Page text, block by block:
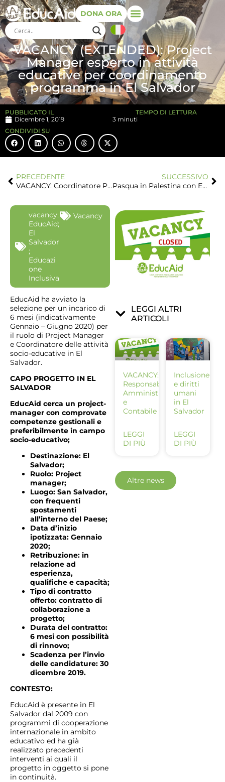
DONA ORA
VACANCY (EXTENDED): Project
Manager esperto in attività
educative per coordinamento
programma in El Salvador
PUBBLICATO IL
Dicembre 1, 2019
TEMPO DI LETTURA
3 minuti
CONDIVIDI SU
PRECEDENTE
VACANCY: Coordinatore Progetto Promosso in ambito socio-economico in Cisgiordania
SUCCESSIVO
Pasqua in Palestina con EducAid
vacancy;
EducAid;
El
Salvador
;
Educazi
one
Inclusiva
Vacancy
EducAid ha avviato la
selezione per un incarico di
6 mesi (indicativamente
Gennaio – Giugno 2020) per
il ruolo di Project Manager
e Coordinatore delle attività
socio-educative in El
Salvador.
CAPO PROGETTO IN EL
SALVADOR
EducAid cerca un project-
manager con comprovate
competenze gestionali e
preferibilmente in campo
socio-educativo;
Destinazione: El
Salvador;
Ruolo: Project
manager;
Luogo: San Salvador,
con frequenti
spostamenti
all’interno del Paese;
Data d’inizio
ipotizzata: Gennaio
2020;
Retribuzione: in
relazione ad
esperienza,
qualifiche e capacità;
Tipo di contratto
offerto: contratto di
collaborazione a
progetto;
Durata del contratto:
6 mesi con possibilità
di rinnovo;
Scadenza per l’invio
delle candidature: 30
dicembre 2019.
CONTESTO:
EducAid è presente in El
Salvador dal 2009 con
programmi di cooperazione
internazionale in ambito
educativo ed ha già
realizzato precedenti
interventi ai quali il
progetto in oggetto si pone
in continuità.
LEGGI ALTRI
ARTICOLI
VACANCY:
Responsabile
Amministrativo
e
Contabile
LEGGI
DI PIÙ
Inclusione
e diritti
umani
in El
Salvador
LEGGI
DI PIÙ
Altre news